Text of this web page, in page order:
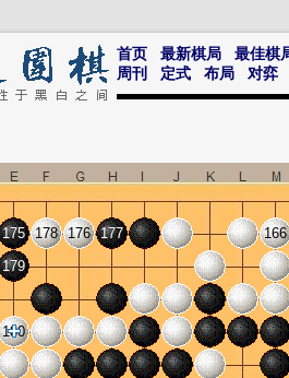
首页 最新棋局
最佳棋
周刊
定式 布局 对弈
166
175 176 177
178
179
180